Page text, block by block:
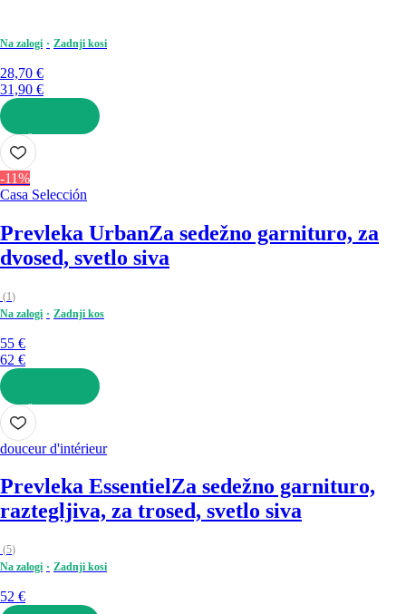
Na zalogi Zadnji kosi
28,70 €
31,90 €
V KOŠARICO
-11%
Casa Selección
Prevleka UrbanZa sedežno garnituro, za
dvosed, svetlo siva
(1)
Na zalogi
Zadnji kos
55 €
62 €
V KOŠARICO
douceur d'intérieur
Prevleka EssentielZa sedežno garnituro,
raztegljiva, za trosed, svetlo siva
(5)
Na zalogi
Zadnji kosi
52 €